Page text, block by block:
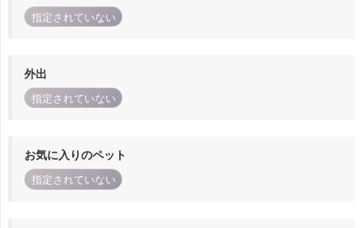
指定されていない
外出
指定されていない
お気に入りのペット
指定されていない